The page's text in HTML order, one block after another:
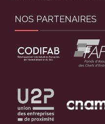
NOS PARTENAIRES